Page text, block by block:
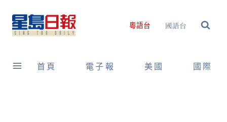
content
粵語台 國語台
首頁 電子報 美國 國際